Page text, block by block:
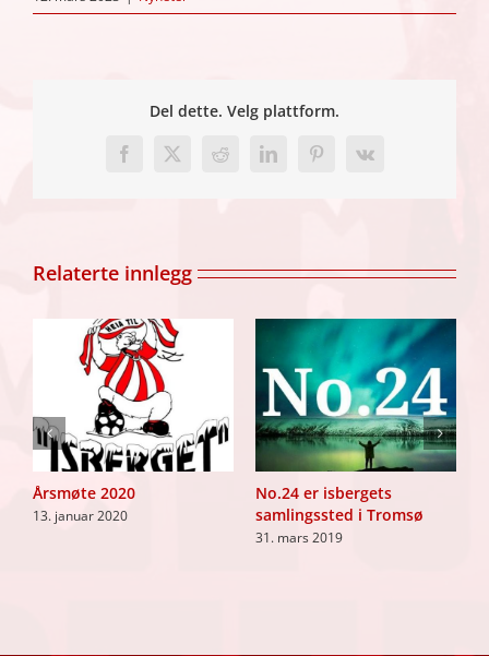
Del dette. Velg plattform.
Facebook
X RedditLinkedInPinterest
Vk
Relaterte innlegg
Årsmøte 2020
13. januar 2020
No.24 er isbergets
samlingssted i Tromsø
31. mars 2019